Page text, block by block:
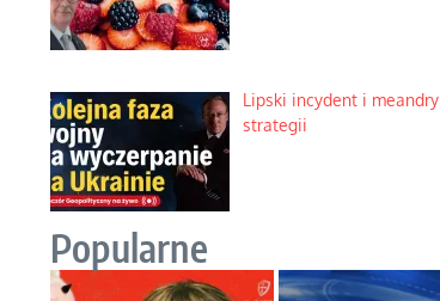
Lipski incydent i meandry
strategii
Popularne